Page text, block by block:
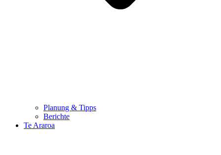
Planung & Tipps
Berichte
Te Araroa